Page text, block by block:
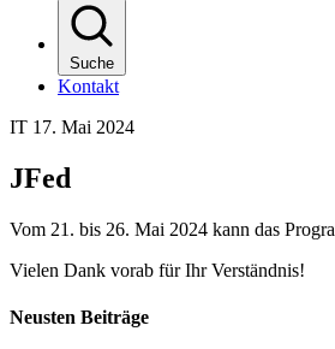
Suche
Kontakt
IT 17. Mai 2024
JFed
Vom 21. bis 26. Mai 2024 kann das
Vielen Dank vorab für Ihr Verständnis!
Neusten Beiträge